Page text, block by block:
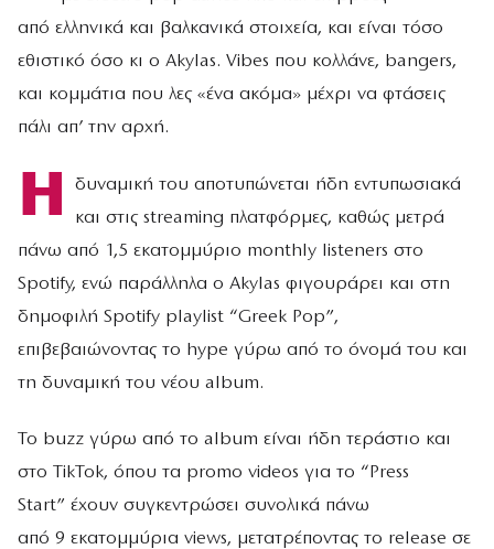
από ελληνικά και βαλκανικά στοιχεία, και είναι τόσο
εθιστικό όσο κι ο Akylas. Vibes που κολλάνε, bangers,
και κομμάτια που λες «ένα ακόμα» μέχρι να φτάσεις
πάλι απ’ την αρχή.
Η
δυναμική του αποτυπώνεται ήδη εντυπωσιακά
και στις streaming πλατφόρμες, καθώς μετρά
πάνω από 1,5 εκατομμύριο monthly listeners στο
Spotify, ενώ παράλληλα ο Akylas φιγουράρει και στη
δημοφιλή Spotify playlist “Greek Pop”,
επιβεβαιώνοντας το hype γύρω από το όνομά του και
τη δυναμική του νέου album.
Το buzz γύρω από το album είναι ήδη τεράστιο και
στο TikTok, όπου τα promo videos για το “Press
Start” έχουν συγκεντρώσει συνολικά πάνω
από 9 εκατομμύρια views, μετατρέποντας το release σε